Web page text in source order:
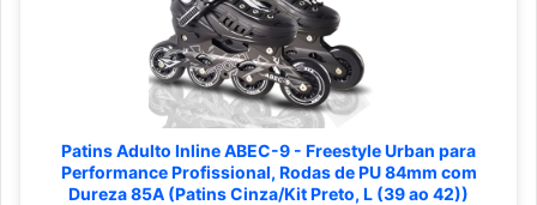
Patins Adulto Inline ABEC-9 - Freestyle Urban para
Performance Profissional, Rodas de PU 84mm com
Dureza 85A (Patins Cinza/Kit Preto, L (39 ao 42))